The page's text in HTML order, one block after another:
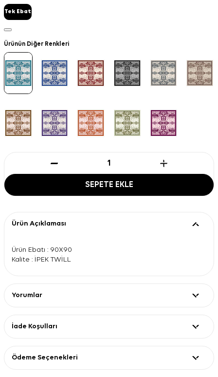
Tek Ebat
Ürünün Diğer Renkleri
SEPETE EKLE
Ürün Açıklaması
Ürün Ebatı : 90X90
Kalite : İPEK TWİLL
Yorumlar
İade Koşulları
Ödeme Seçenekleri